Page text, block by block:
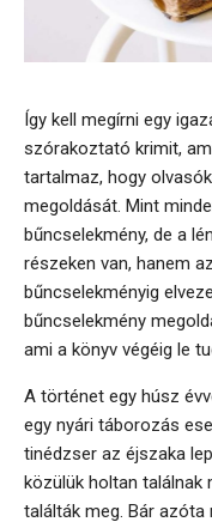
Így kell megírni egy
szórakoztató krimit,
tartalmaz, hogy
megoldását. Mint
bűncselekmény, de a
részeken van, hanem
bűncselekményig
bűncselekmény
ami a könyv végéig le
A történet egy húsz
egy nyári táborozás
tinédzser az éjszaka
közülük holtan
találták meg. Bár